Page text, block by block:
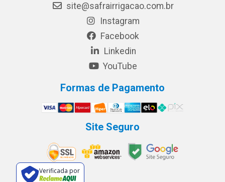
site@safrairrigacao.com.br
Instagram
Facebook
Linkedin
YouTube
Formas de Pagamento
Site Seguro
Verificada por